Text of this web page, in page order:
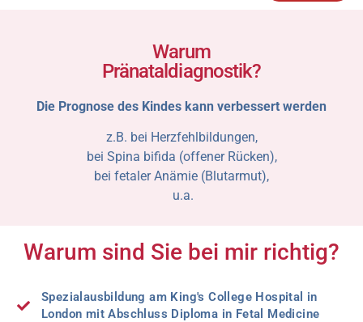
Warum
Pränataldiagnostik?
Die Prognose des Kindes kann verbessert werden
z.B. bei Herzfehlbildungen,
bei Spina bifida (offener Rücken),
bei fetaler Anämie (Blutarmut),
u.a.
Warum sind Sie bei mir richtig?
Spezialausbildung am King's College Hospital in
London mit Abschluss Diploma in Fetal Medicine